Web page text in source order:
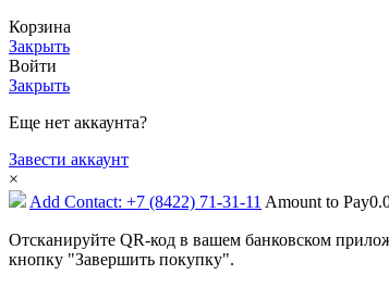
Корзина
Закрыть
Войти
Закрыть
Еще нет аккаунта?
Завести аккаунт
×
Add Contact: +7 (8422) 71-31-11 Amount to Pay
Отсканируйте QR-код в вашем банковском
кнопку "Завершить покупку".